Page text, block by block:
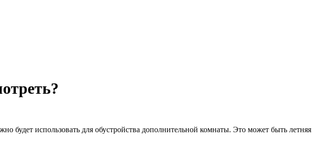
будет использовать для обустройства дополнительной комнаты. Это может быть летняя